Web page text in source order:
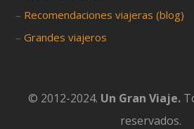
– Recomendaciones viajeras (blog)
–Grandes viajeros
© 2012-2024. Un Gran Viaje.
reservados.